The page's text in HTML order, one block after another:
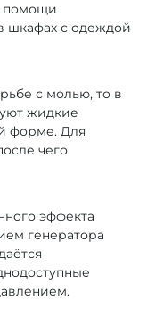
помощи
шкафах с одеждой
с молью, то в
жидкие
форме. Для
чего
эффекта
генератора